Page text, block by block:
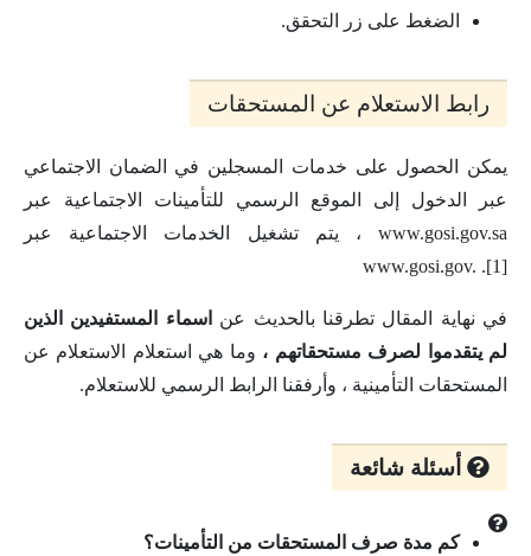
الضغط على زر التحقق.
رابط الاستعلام عن المستحقات
يمكن الحصول على خدمات المسجلين في الضمان الاجتماعي
عبر الدخول إلى الموقع الرسمي للتأمينات الاجتماعية عبر
www.gosi.gov.sa ، يتم تشغيل الخدمات الاجتماعية عبر
www.gosi.gov. .[1]
في نهاية المقال تطرقنا بالحديث عن اسماء المستفيدين الذين
لم يتقدموا لصرف مستحقاتهم ، وما هي استعلام الاستعلام عن
المستحقات التأمينية ، وأرفقنا الرابط الرسمي للاستعلام.
أسئلة شائعة
كم مدة صرف المستحقات من التأمينات؟